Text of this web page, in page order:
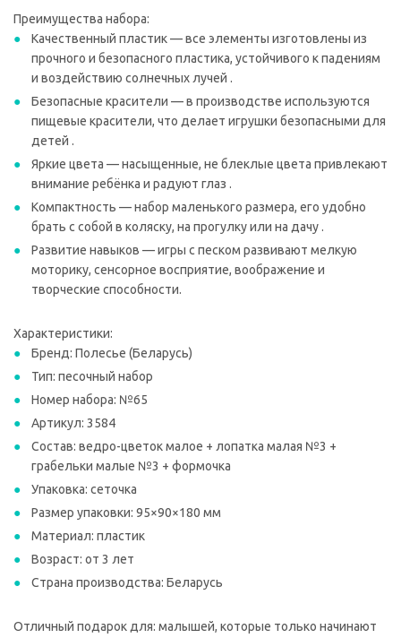
Преимущества набора:
Качественный пластик — все элементы изготовлены из
прочного и безопасного пластика, устойчивого к падениям
и воздействию солнечных лучей .
Безопасные красители — в производстве используются
пищевые красители, что делает игрушки безопасными для
детей .
Яркие цвета — насыщенные, не блеклые цвета привлекают
внимание ребёнка и радуют глаз .
Компактность — набор маленького размера, его удобно
брать с собой в коляску, на прогулку или на дачу .
Развитие навыков — игры с песком развивают мелкую
моторику, сенсорное восприятие, воображение и
творческие способности.
Характеристики:
Бренд: Полесье (Беларусь)
Тип: песочный набор
Номер набора: №65
Артикул: 3584
Состав: ведро-цветок малое + лопатка малая №3 +
грабельки малые №3 + формочка
Упаковка: сеточка
Размер упаковки: 95×90×180 мм
Материал: пластик
Возраст: от 3 лет
Страна производства: Беларусь
Отличный подарок для: малышей, которые только начинают